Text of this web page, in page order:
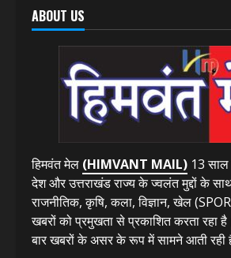
ABOUT US
हिमवंत मेल (HIMVANT MAIL) 13 साल
देश और उत्तराखंड राज्य के ज्वलंत मुद्दों के
राजनीतिक, कृषि, कला, विज्ञान, खेल
खबरों को प्रमुखता से प्रकाशित करता रहा
बार खबरों के असर के रूप में सामने आती रही